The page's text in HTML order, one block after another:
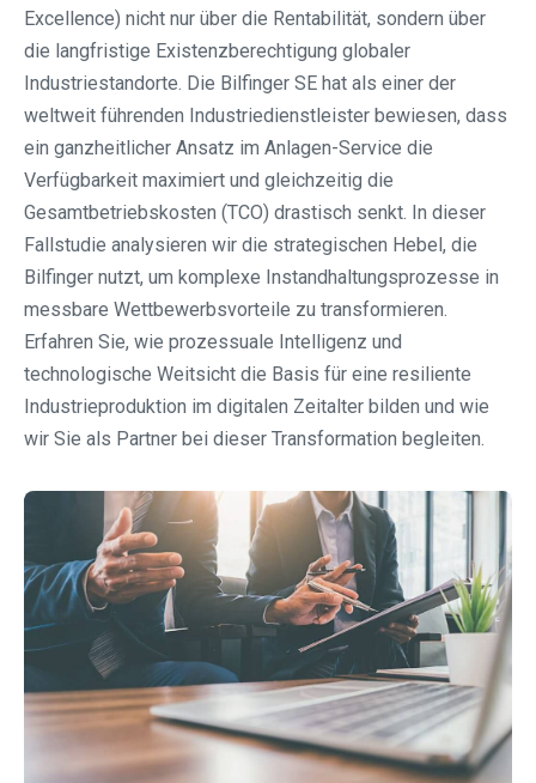
Excellence) nicht nur über die Rentabilität, sondern über
die langfristige Existenzberechtigung globaler
Industriestandorte. Die Bilfinger SE hat als einer der
weltweit führenden Industriedienstleister bewiesen, dass
ein ganzheitlicher Ansatz im Anlagen-Service die
Verfügbarkeit maximiert und gleichzeitig die
Gesamtbetriebskosten (TCO) drastisch senkt. In dieser
Fallstudie analysieren wir die strategischen Hebel, die
Bilfinger nutzt, um komplexe Instandhaltungsprozesse in
messbare Wettbewerbsvorteile zu transformieren.
Erfahren Sie, wie prozessuale Intelligenz und
technologische Weitsicht die Basis für eine resiliente
Industrieproduktion im digitalen Zeitalter bilden und wie
wir Sie als Partner bei dieser Transformation begleiten.